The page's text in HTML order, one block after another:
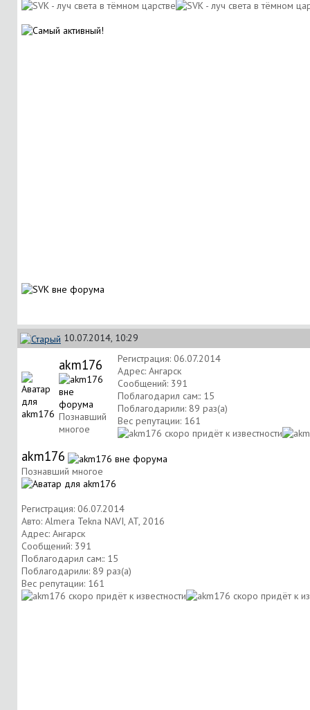
10.07.2014, 10:29
akm176
Познавший
многое
Регистрация: 06.07.2014
Адрес: Ангарск
Сообщений: 391
Поблагодарил сам:: 15
Поблагодарили: 89 раз(а)
Вес репутации: 161
akm176
Познавший многое
Регистрация: 06.07.2014
Авто: Almera Tekna NAVI, AT, 2016
Адрес: Ангарск
Сообщений: 391
Поблагодарил сам:: 15
Поблагодарили: 89 раз(а)
Вес репутации: 161